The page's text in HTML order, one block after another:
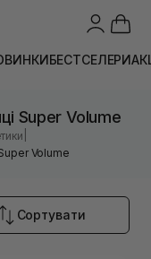
БЕСТСЕЛЕРИ
Super Volume
Super Volume
Сортувати